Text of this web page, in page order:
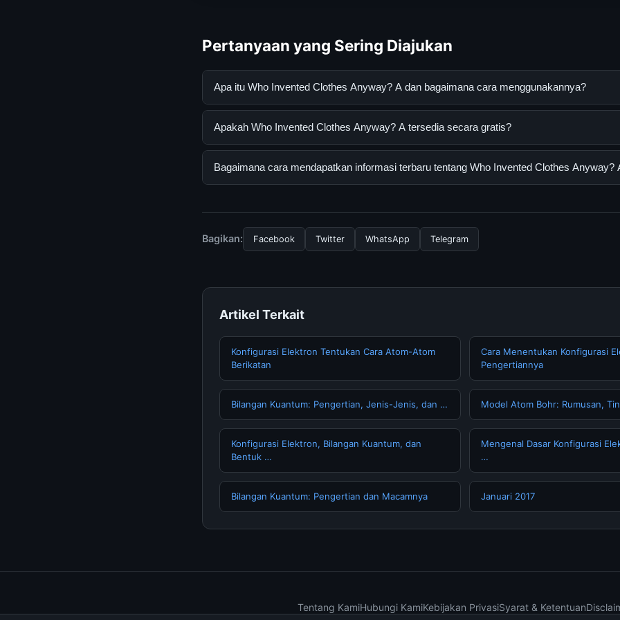
Pertanyaan yang Sering Diajukan
Apa itu Who Invented Clothes Anyway? A dan bagaimana cara menggunakannya?
Who Invented Clothes Anyway? A adalah layanan digital yang dirancang untuk
resmi dan mengikuti panduan yang tersedia.
Apakah Who Invented Clothes Anyway? A tersedia secara gratis?
Ya, Who Invented Clothes Anyway? A dapat diakses secara gratis oleh semua
Bagaimana cara mendapatkan informasi terbaru tentang Who Invented Clothes Anyway?
terpercaya.
Bagikan: Facebook Twitter WhatsApp Telegram
Artikel Terkait
Konfigurasi Elektron Tentukan Cara Atom-Atom
Berikatan
Cara Menentukan Konfigurasi
Pengertiannya
Bilangan Kuantum: Pengertian, Jenis-Jenis, dan … Model Atom Bohr: Rumusan,
Konfigurasi Elektron, Bilangan Kuantum, dan
Bentuk …
Mengenal Dasar Konfigurasi
…
Bilangan Kuantum: Pengertian dan Macamnya Januari 2017
Tentang KamiHubungi KamiKebijakan PrivasiSyarat & Ketentuan